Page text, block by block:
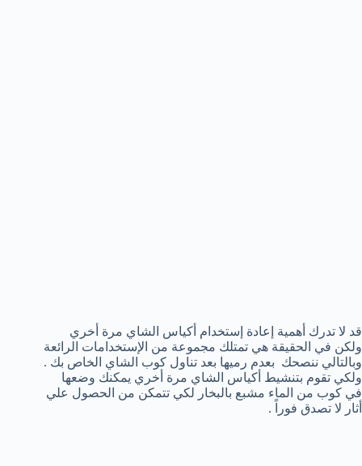
قد لا تدرك أهمية إعادة إستخدام أكياس الشاي مرة أخري
ولكن في الحقيقة هي تمتلك مجموعة من الإستخدامات الرائعة
وبالتالي ننصحك بعدم رميها بعد تناول كوب الشاي الخاص بك .
ولكي تقوم بتنشيط أكياس الشاي مرة أخري يمكنك وضعها
في كوب من الماء مشبع بالبخار لكي تتمكن من الحصول علي
أثار لا تصدق فوراً .